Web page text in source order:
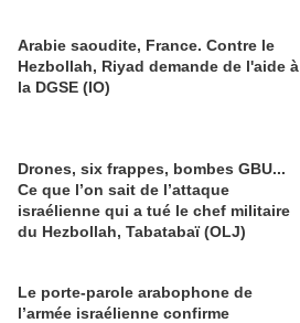
Arabie saoudite, France. Contre le
Hezbollah, Riyad demande de l'aide à
la DGSE (IO)
Drones, six frappes, bombes GBU...
Ce que l’on sait de l’attaque
israélienne qui a tué le chef militaire
du Hezbollah, Tabatabaï (OLJ)
Le porte-parole arabophone de
l’armée israélienne confirme